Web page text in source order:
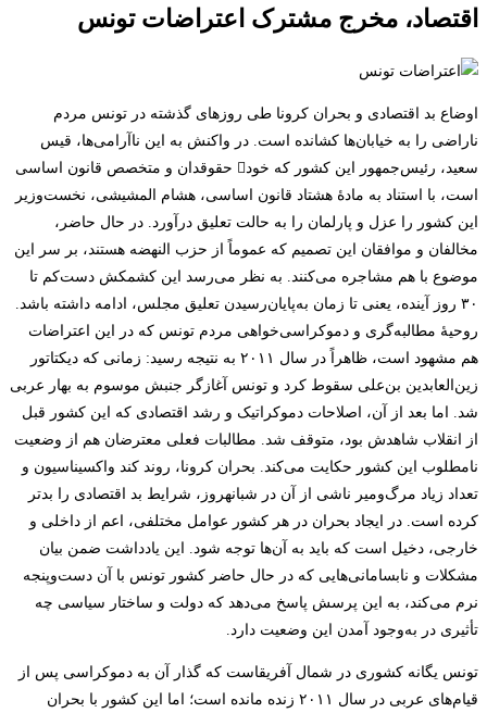
اقتصاد، مخرج مشترک اعتراضات تونس
اوضاع بد اقتصادی و بحران کرونا طی روزهای گذشته در تونس مردم
ناراضی را به خیابان‌ها کشانده ‌است. در واکنش به این ناآرامی‌ها، قیس
سعید، رئیس‌جمهور این کشور که خود حقوق‎دان و متخصص قانون اساسی
است، با استناد به مادۀ هشتاد قانون اساسی، هشام المشیشی، نخست‌وزیر
این کشور را عزل و پارلمان را به حالت تعلیق درآورد. در حال حاضر،
مخالفان و موافقان این تصمیم که عموماً از حزب النهضه هستند، بر سر این
موضوع با هم مشاجره می‌کنند. به نظر می‌رسد این کشمکش دست‌کم تا
۳۰ روز آینده، یعنی تا زمان به‌پایان‌رسیدن تعلیق مجلس، ادامه داشته باشد.
روحیۀ مطالبه‌گری و دموکراسی‌خواهی مردم تونس که در این اعتراضات
هم مشهود است، ظاهراً در سال ۲۰۱۱ به نتیجه رسید: زمانی که دیکتاتور
زین‌العابدین ‌بن‌علی سقوط کرد و تونس آغازگر جنبش موسوم به بهار عربی
شد. اما بعد از آن، اصلاحات دموکراتیک و رشد اقتصادی که این کشور قبل
از انقلاب شاهدش بود، متوقف شد. مطالبات فعلی معترضان هم از وضعیت
نامطلوب این کشور حکایت می‌کند. بحران کرونا، روند کند واکسیناسیون و
تعداد زیاد مرگ‌ومیر ناشی از آن در شبانه‎روز، شرایط بد اقتصادی را بدتر
کرده ‌‌است. در ایجاد بحران در هر کشور عوامل مختلفی، اعم از داخلی و
خارجی، دخیل است که باید به آن‌ها توجه شود. این یادداشت ضمن بیان
مشکلات و نابسامانی‌هایی که در حال حاضر کشور تونس با آن دست‌‌وپنجه
نرم می‌کند، به این پرسش پاسخ می‌دهد که دولت و ساختار سیاسی چه
تأثیری در به‌وجود آمدن این وضعیت دارد.
تونس یگانه کشوری در شمال آفریقاست که گذار آن به دموکراسی پس از
قیام‌های عربی در سال ۲۰۱۱ زنده مانده است؛ اما این کشور با بحران